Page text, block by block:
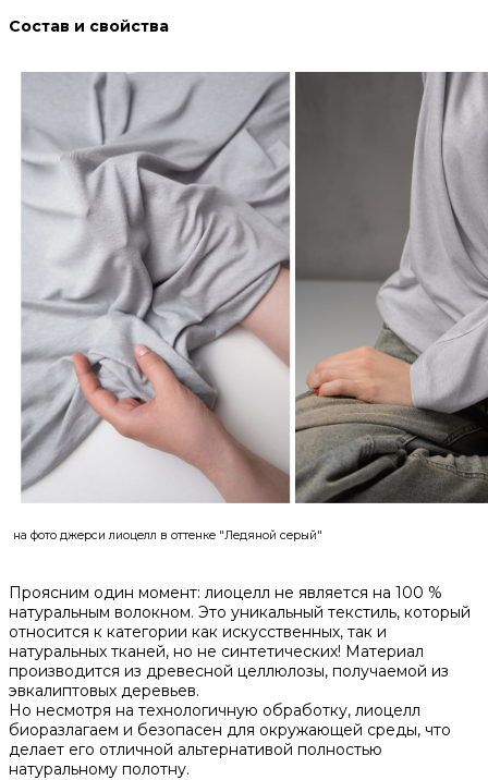
Состав и свойства
на фото джерси лиоцелл в оттенке "Ледяной серый"
Проясним один момент: лиоцелл не является на 100 %
натуральным волокном. Это уникальный текстиль, который
относится к категории как искусственных, так и
натуральных тканей, но не синтетических! Материал
производится из древесной целлюлозы, получаемой из
эвкалиптовых деревьев.
Но несмотря на технологичную обработку, лиоцелл
биоразлагаем и безопасен для окружающей среды, что
делает его отличной альтернативой полностью
натуральному полотну.